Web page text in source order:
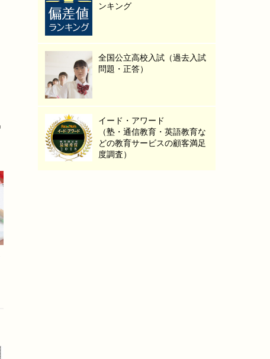
ンキング
全国公立高校入試（過去入試
問題・正答）
イード・アワード
（塾・通信教育・英語教育な
どの教育サービスの顧客満足
度調査）